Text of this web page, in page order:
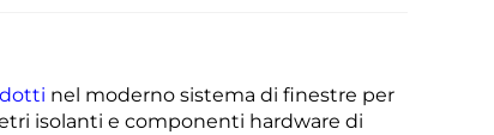
nel moderno sistema di finestre per
isolanti e componenti hardware di